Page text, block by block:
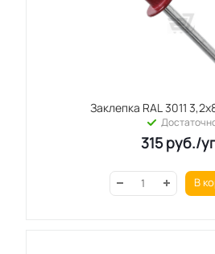
Заклепка RAL 3011
315руб./
В